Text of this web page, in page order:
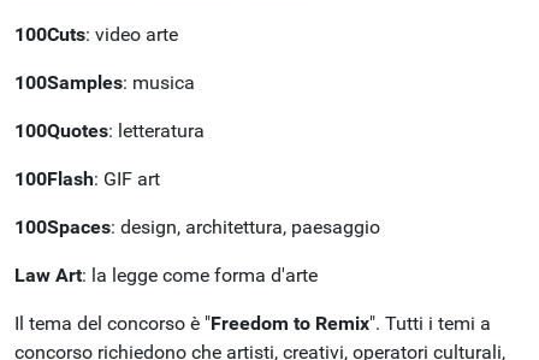
100Cuts: video arte
100Samples: musica
100Quotes: letteratura
100Flash: GIF art
100Spaces: design, architettura, paesaggio
Law Art: la legge come forma d'arte
Il tema del concorso è "Freedom to Remix". Tutti i temi a
concorso richiedono che artisti, creativi, operatori culturali,